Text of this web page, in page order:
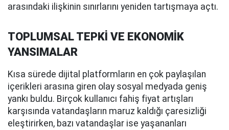
arasındaki ilişkinin sınırlarını yeniden tartışmaya açtı.
TOPLUMSAL TEPKİ VE EKONOMİK
YANSIMALAR
Kısa sürede dijital platformların en çok paylaşılan
içerikleri arasına giren olay sosyal medyada geniş
yankı buldu. Birçok kullanıcı fahiş fiyat artışları
karşısında vatandaşların maruz kaldığı çaresizliği
eleştirirken, bazı vatandaşlar ise yaşananları